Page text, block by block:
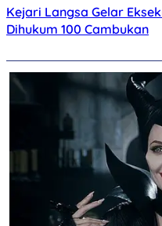
Kejari Langsa Gelar
Dihukum 100 Cambukan